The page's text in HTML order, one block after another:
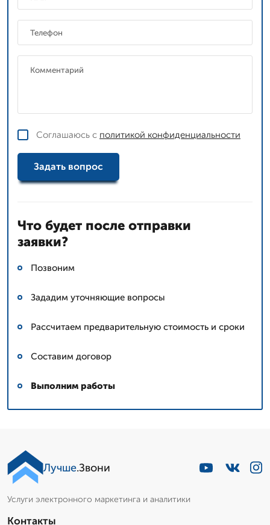
Соглашаюсь с политикой конфиденциальности
Задать вопрос
Что будет после отправки
заявки?
Позвоним
Зададим уточняющие вопросы
Рассчитаем предварительную стоимость и сроки
Составим договор
Выполним работы
Лучше.Звони
Услуги электронного маркетинга и аналитики
Контакты